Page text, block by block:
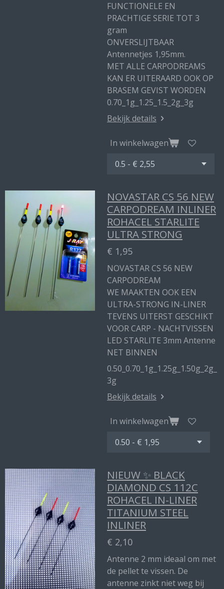
FUNCTIONELE EN
PRACHTIGE SERIE TOT 3
gram
ONVERSLIJTBAAR
Antennetjes 1,95mm.
MET ALLE CARPODREAMS
KAN ER UITERAARD OOK OP
BRASEM GEVIST WORDEN
0.70_1g_1.25_1.5_2g_3g
Bekijk details
In winkelwagen
NOVASTAR CS 56 NEW
CARPODREAM INLINER
ROHACEL STARLITE
ULTRA STRONG
€ 1,95
NOVASTAR CS 56 NEW
CARPODREAM
WE MAAKTEN OOK EEN
ULTRA-STRONG IN-LINER
TEVENS UITERST GESCHIKT
VOOR CARP - NACHTVISSEN
LED STARLITE 3mm Antenne
NET BINNEN
0.50_0.70_1g_1.25g_1.50g_2g_
3g
Bekijk details
In winkelwagen
NIEUW ✨ BLACK
DIAMOND CS 112C
ROHACEL IN-LINER
TITANIUM STEEL
INLINER
€ 2,10
Antenne 2 mm ideaal om met
de pellet te vissen. De
antenne zinkt niet weg bij